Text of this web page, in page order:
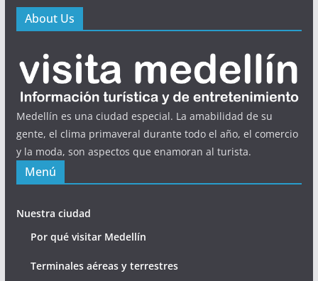
About Us
Medellín es una ciudad especial. La amabilidad de su
gente, el clima primaveral durante todo el año, el comercio
y la moda, son aspectos que enamoran al turista.
Menú
Nuestra ciudad
Por qué visitar Medellín
Terminales aéreas y terrestres